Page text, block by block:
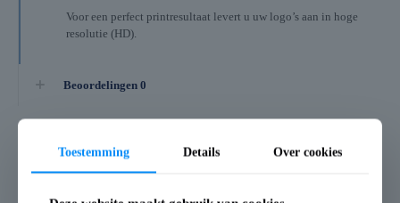
Voor een perfect printresultaat levert u uw logo’s aan in hoge
resolutie (HD).
Beoordelingen 0
Gerelateerde producten
Toestemming Details Over cookies